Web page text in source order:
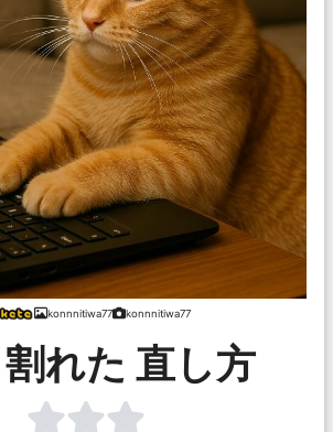
konnnitiwa77 konnnitiwa77
れた 直し方